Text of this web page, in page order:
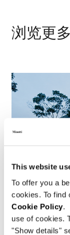
This website
To offer you a
cookies. To find
Cookie Policy.
use of cookies.
"Show details"
浏览更